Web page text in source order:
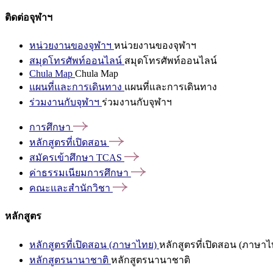
ติดต่อจุฬาฯ
หน่วยงานของจุฬาฯ หน่วยงานของจุฬาฯ
สมุดโทรศัพท์ออนไลน์ สมุดโทรศัพท์ออนไลน์
Chula Map Chula Map
แผนที่และการเดินทาง แผนที่และการเดินทาง
ร่วมงานกับจุฬาฯ ร่วมงานกับจุฬาฯ
การศึกษา
หลักสูตรที่เปิดสอน
สมัครเข้าศึกษา TCAS
ค่าธรรมเนียมการศึกษา
คณะและสำนักวิชา
หลักสูตร
หลักสูตรที่เปิดสอน (ภาษาไทย) หลักสูตรที่เปิดสอน (ภาษาไ
หลักสูตรนานาชาติ หลักสูตรนานาชาติ